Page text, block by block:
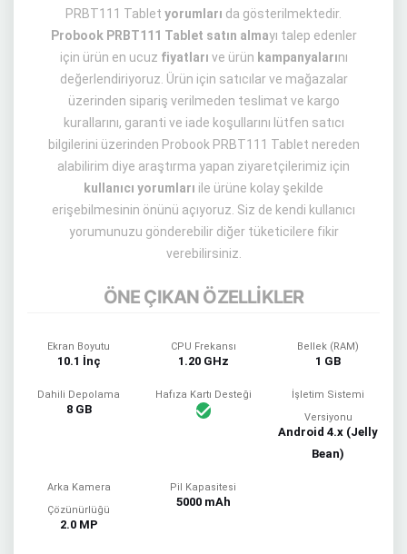
PRBT111 Tablet yorumları da gösterilmektedir.
Probook PRBT111 Tablet satın almayı talep edenler
için ürün en ucuz fiyatları ve ürün kampanyalarını
değerlendiriyoruz. Ürün için satıcılar ve mağazalar
üzerinden sipariş verilmeden teslimat ve kargo
kurallarını, garanti ve iade koşullarını lütfen satıcı
bilgilerini üzerinden Probook PRBT111 Tablet nereden
alabilirim diye araştırma yapan ziyaretçilerimiz için
kullanıcı yorumları ile ürüne kolay şekilde
erişebilmesinin önünü açıyoruz. Siz de kendi kullanıcı
yorumunuzu gönderebilir diğer tüketicilere fikir
verebilirsiniz.
ÖNE ÇIKAN ÖZELLİKLER
Ekran Boyutu
10.1 İnç
CPU Frekansı
1.20 GHz
Bellek (RAM)
1 GB
Dahili Depolama
8 GB
Hafıza Kartı Desteği
İşletim Sistemi
Versiyonu
Android 4.x (Jelly
Bean)
Arka Kamera
Çözünürlüğü
2.0 MP
Pil Kapasitesi
5000 mAh